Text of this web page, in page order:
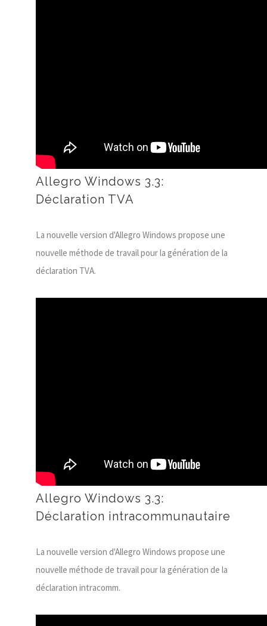
Allegro Windows 3.3:
Déclaration TVA
La nouvelle version d'Allegro Windows propose une
nouvelle méthode de travail pour la génération de la
déclaration TVA.
Allegro Windows 3.3:
Déclaration intracommunautaire
La nouvelle version d'Allegro Windows propose une
nouvelle méthode de travail pour la génération de la
déclaration intracomm.